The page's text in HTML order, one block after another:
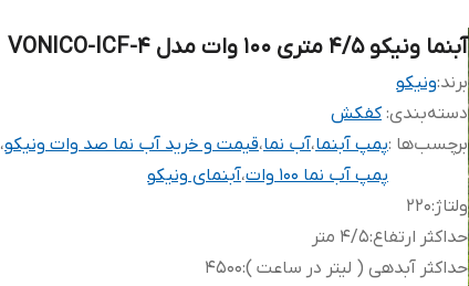
آبنما ونیکو 4/5 متری 100 وات مدل VONICO-ICF-4
برند:ونیکو
دسته‌بندی:کفکش
برچسب‌ها :پمپ آبنما،آب نما،قیمت و خرید آب نما صد وات ونیکو،
پمپ آب نما 100 وات
،آبنمای ونیکو
ولتاژ:
220
حداکثر ارتفاع:4/5 متر
حداکثر آبدهی ( لیتر در ساعت ):
4500